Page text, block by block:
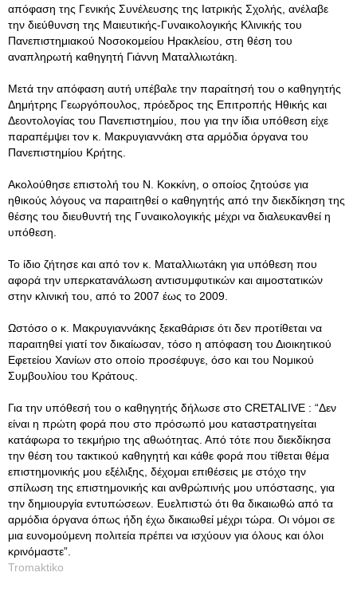
απόφαση της Γενικής Συνέλευσης της Ιατρικής Σχολής, ανέλαβε
την διεύθυνση της Μαιευτικής-Γυναικολογικής Κλινικής του
Πανεπιστημιακού Νοσοκομείου Ηρακλείου, στη θέση του
αναπληρωτή καθηγητή Γιάννη Ματαλλιωτάκη.
Μετά την απόφαση αυτή υπέβαλε την παραίτησή του ο καθηγητής
Δημήτρης Γεωργόπουλος, πρόεδρος της Επιτροπής Ηθικής και
Δεοντολογίας του Πανεπιστημίου, που για την ίδια υπόθεση είχε
παραπέμψει τον κ. Μακρυγιαννάκη στα αρμόδια όργανα του
Πανεπιστημίου Κρήτης.
Ακολούθησε επιστολή του Ν. Κοκκίνη, ο οποίος ζητούσε για
ηθικούς λόγους να παραιτηθεί ο καθηγητής από την διεκδίκηση της
θέσης του διευθυντή της Γυναικολογικής μέχρι να διαλευκανθεί η
υπόθεση.
Το ίδιο ζήτησε και από τον κ. Ματαλλιωτάκη για υπόθεση που
αφορά την υπερκατανάλωση αντισυμφυτικών και αιμοστατικών
στην κλινική του, από το 2007 έως το 2009.
Ωστόσο ο κ. Μακρυγιαννάκης ξεκαθάρισε ότι δεν προτίθεται να
παραιτηθεί γιατί τον δικαίωσαν, τόσο η απόφαση του Διοικητικού
Εφετείου Χανίων στο οποίο προσέφυγε, όσο και του Νομικού
Συμβουλίου του Κράτους.
Για την υπόθεσή του ο καθηγητής δήλωσε στο CRETALIVE : “Δεν
είναι η πρώτη φορά που στο πρόσωπό μου καταστρατηγείται
κατάφωρα το τεκμήριο της αθωότητας. Από τότε που διεκδίκησα
την θέση του τακτικού καθηγητή και κάθε φορά που τίθεται θέμα
επιστημονικής μου εξέλιξης, δέχομαι επιθέσεις με στόχο την
σπίλωση της επιστημονικής και ανθρώπινής μου υπόστασης, για
την δημιουργία εντυπώσεων. Ευελπιστώ ότι θα δικαιωθώ από τα
αρμόδια όργανα όπως ήδη έχω δικαιωθεί μέχρι τώρα. Οι νόμοι σε
μια ευνομούμενη πολιτεία πρέπει να ισχύουν για όλους και όλοι
κρινόμαστε”.
Tromaktiko